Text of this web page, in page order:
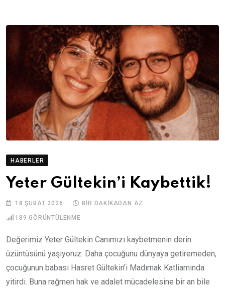
HABERLER
Yeter Gültekin’i Kaybettik!
18 ŞUBAT 2026 BIR DAKIKADAN AZ
189 GÖRÜNTÜLENME
Değerimiz Yeter Gültekin Canımızı kaybetmenin derin
üzüntüsünü yaşıyoruz. Daha çocuğunu dünyaya getiremeden,
çocuğunun babası Hasret Gültekin’i Madımak Katliamında
yitirdi. Buna rağmen hak ve adalet mücadelesine bir an bile